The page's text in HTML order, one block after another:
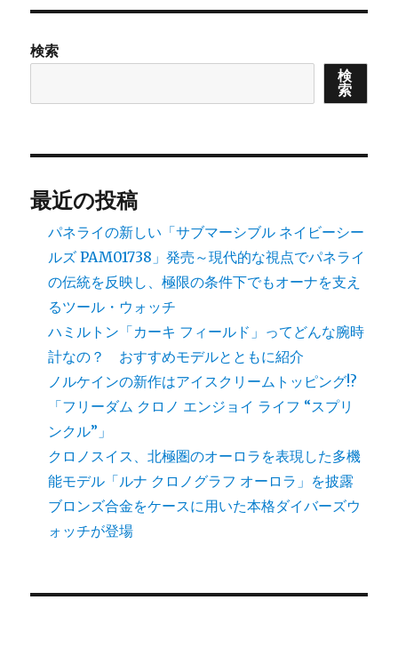
ス
新
デ
ル
が
発
表
検索
検
索
最近の投稿
パネライの新しい「サブマーシブル ネイビーシー
ルズ PAM01738」発売～現代的な視点でパネライ
の伝統を反映し、極限の条件下でもオーナを支え
るツール・ウォッチ
ハミルトン「カーキ フィールド」ってどんな腕時
計なの？ おすすめモデルとともに紹介
ノルケインの新作はアイスクリームトッピング!?
「フリーダム クロノ エンジョイ ライフ “スプリ
ンクル”」
クロノスイス、北極圏のオーロラを表現した多機
能モデル「ルナ クロノグラフ オーロラ」を披露
ブロンズ合金をケースに用いた本格ダイバーズウ
ォッチが登場